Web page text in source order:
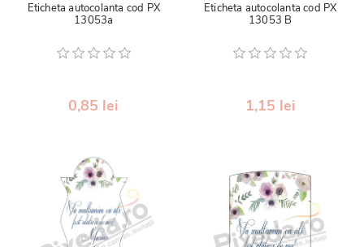
Eticheta autocolanta cod PX
13053a
0,85 lei
Eticheta autocolanta cod PX
13053 B
1,15 lei